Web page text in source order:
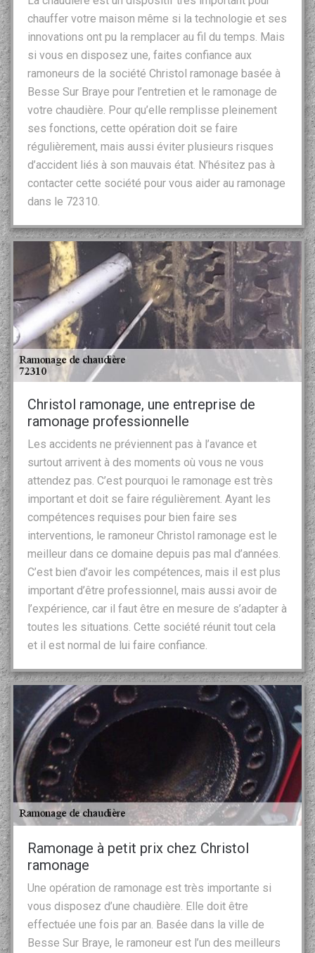
chauffer votre maison même si la technologie et ses
innovations ont pu la remplacer au fil du temps. Mais
si vous en disposez une, faites confiance aux
ramoneurs de la société Christol ramonage basée à
Besse Sur Braye pour l’entretien et le ramonage de
votre chaudière. Pour qu’elle remplisse pleinement
ses fonctions, cette opération doit se faire
régulièrement, mais aussi éviter plusieurs risques
d’accident liés à son mauvais état. N’hésitez pas à
contacter cette société pour vous aider au ramonage
dans le 72310.
Christol ramonage, une entreprise de
ramonage professionnelle
Les accidents ne préviennent pas à l’avance et
surtout arrivent à des moments où vous ne vous
attendez pas. C’est pourquoi le ramonage est très
important et doit se faire régulièrement. Ayant les
compétences requises pour bien faire ses
interventions, le ramoneur Christol ramonage est le
meilleur dans ce domaine depuis pas mal d’années.
C’est bien d’avoir les compétences, mais il est plus
important d’être professionnel, mais aussi avoir de
l’expérience, car il faut être en mesure de s’adapter à
toutes les situations. Cette société réunit tout cela
et il est normal de lui faire confiance.
Ramonage à petit prix chez Christol
ramonage
Une opération de ramonage est très importante si
vous disposez d’une chaudière. Elle doit être
effectuée une fois par an. Basée dans la ville de
Besse Sur Braye, le ramoneur est l’un des meilleurs